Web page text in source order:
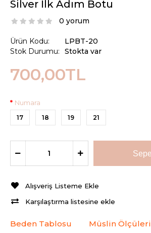
Silver İlk Adım Botu
0 yorum
Ürün Kodu:
Stok Durumu:
LPBT-20
Stokta var
700,00TL
Numara
17 18 19 21
Alışveriş Listeme Ekle
Karşılaştırma listesine ekle
Beden Tablosu Müslin Ölçüleri